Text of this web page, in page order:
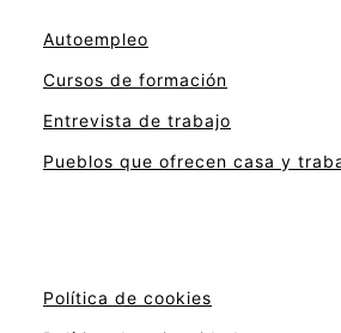
Autoempleo
Cursos de formación
Entrevista de trabajo
Pueblos que ofrecen casa y
Política de cookies